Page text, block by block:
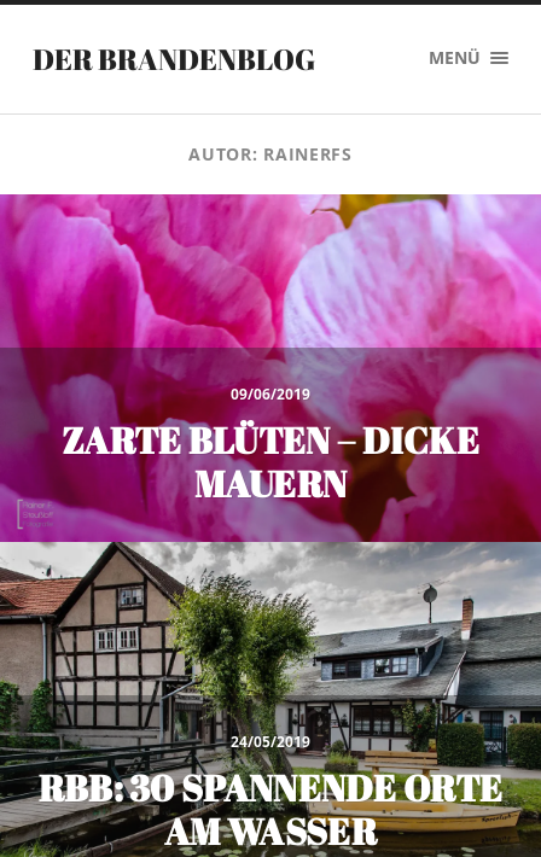
DER BRANDENBLOG MENÜ
AUTOR: RAINERFS
09/06/2019
ZARTE BLÜTEN – DICKE
MAUERN
24/05/2019
RBB: 30 SPANNENDE ORTE
AM WASSER